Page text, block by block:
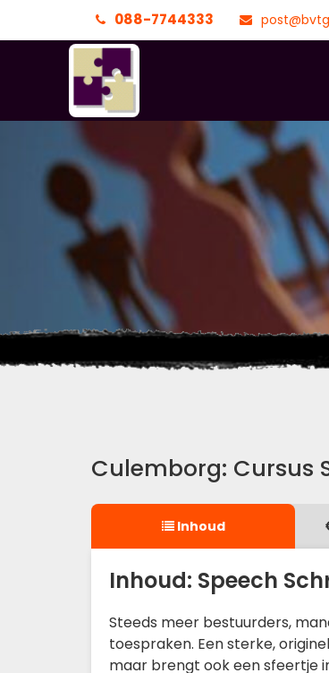
088-7744333
Culemborg: Cursus
Inhoud
Inhoud: Speech
Steeds meer bestuurders,
toespraken. Een sterke,
maar brengt ook een sfeertje